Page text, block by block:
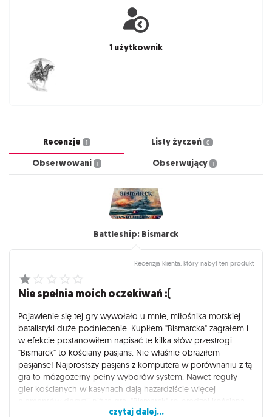
1 użytkownik
Recenzje 1 Listy życzeń 0
Obserwowani 1 Obserwujący 1
Battleship: Bismarck
Recenzja klienta, który nabył ten produkt
Nie spełnia moich oczekiwań :(
Pojawienie się tej gry wywołało u mnie, miłośnika morskiej
batalistyki duże podniecenie. Kupiłem "Bismarcka" zagrałem i
w efekcie postanowiłem napisać te kilka słów przestrogi.
"Bismarck" to kościany pasjans. Nie właśnie obraziłem
pasjanse! Najprostszy pasjans z komputera w porównaniu z tą
gra to mózgożerny pełny wyborów system. Nawet reguły
gier kościanych w kasynach dają hazardziście więcej
ruletka, gra w której na nic nie mamy wpływu.
czytaj dalej...